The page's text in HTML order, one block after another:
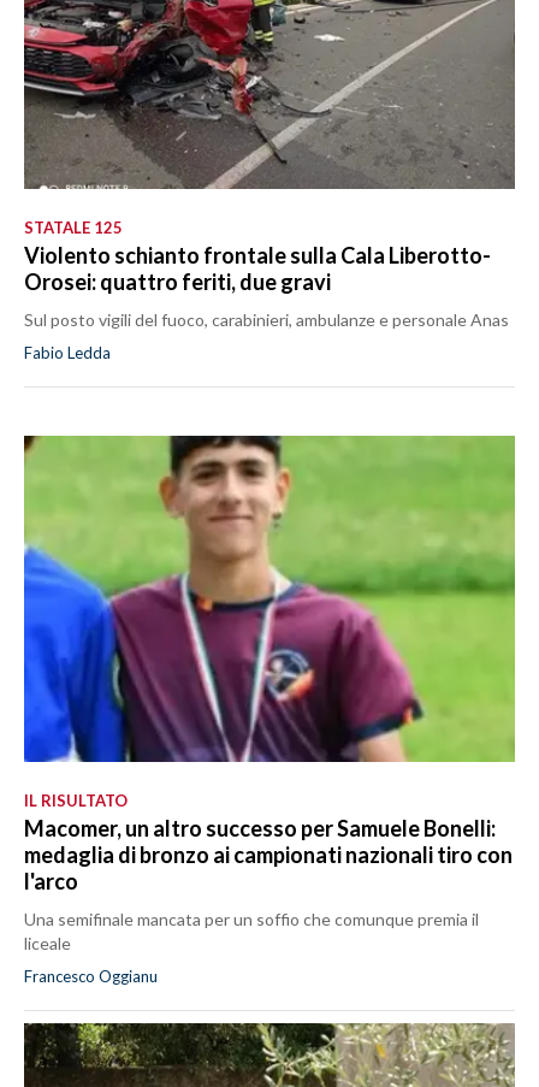
STATALE 125
Violento schianto frontale sulla Cala Liberotto-
Orosei: quattro feriti, due gravi
Sul posto vigili del fuoco, carabinieri, ambulanze e personale Anas
Fabio Ledda
IL RISULTATO
Macomer, un altro successo per Samuele Bonelli:
medaglia di bronzo ai campionati nazionali tiro con
l'arco
Una semifinale mancata per un soffio che comunque premia il
liceale
Francesco Oggianu